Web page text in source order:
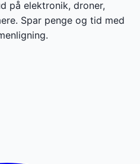
på elektronik, droner,
Spar penge og tid med